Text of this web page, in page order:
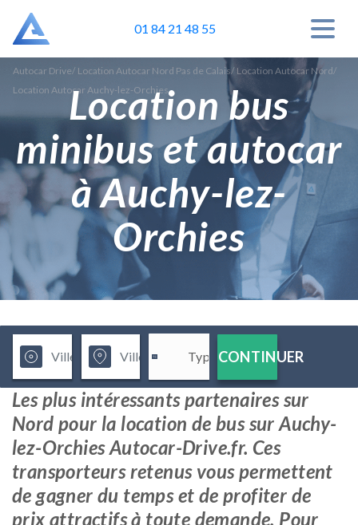
01 84 21 48 55
Autocar Drive/ Location Autocar Nord Pas de Calais/ Location Autocar Nord/
Location Autocar Auchy-lez-Orchies
Location bus
minibus et autocar
à Auchy-lez-
Orchies
CONTINUER
Les plus intéressants partenaires sur
Nord pour la location de bus sur Auchy-
lez-Orchies Autocar-Drive.fr. Ces
transporteurs retenus vous permettent
de gagner du temps et de profiter de
prix attractifs à toute demande. Pour